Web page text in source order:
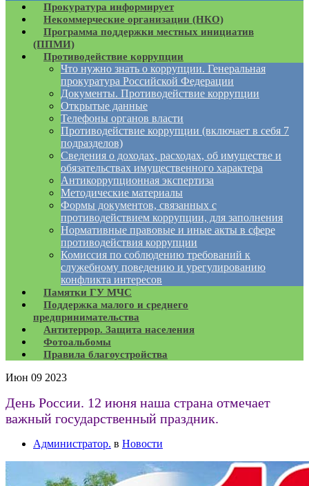
Прокуратура информирует
Некоммерческие организации (НКО)
Программа поддержки местных инициатив
(ППМИ)
Противодействие коррупции
Что нужно знать о коррупции. Генеральная
прокуратура Российской Федерации
Документы. Противодействие коррупции
Открытые данные
Телефоны органов власти
Противодействие коррупции (включает в себя 7
подразделов)
Сведения о доходах, расходах, об имуществе и
обязательствах имущественного характера
Антикоррупционная экспертиза
Методические материалы
Формы документов, связанных с
противодействием коррупции, для заполнения
Нормативные правовые и иные акты в сфере
противодействия коррупции
Комиссия по соблюдению требований к
служебному поведению и урегулированию
конфликта интересов
Памятки ГУ МЧС
Поддержка малого и среднего
предпринимательства
Антитеррор. Защита населения
Фотоальбомы
Правила благоустройства
Июн 09 2023
День России. 12 июня наша страна отмечает
важный государственный праздник.
Администратор. в Новости